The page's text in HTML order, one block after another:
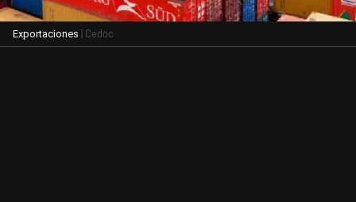
Exportaciones | Cedoc